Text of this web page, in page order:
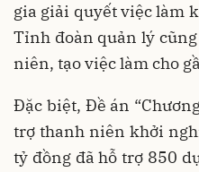
gia giải quyết việc làm
Tỉnh đoàn quản lý
niên, tạo việc làm cho
Đặc biệt, Đề án
trợ thanh niên khởi
tỷ đồng đã hỗ trợ 850